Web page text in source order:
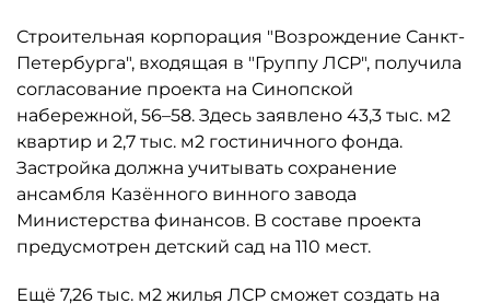
Строительная корпорация "Возрождение Санкт-
Петербурга", входящая в "Группу ЛСР", получила
согласование проекта на Синопской
набережной, 56–58. Здесь заявлено 43,3 тыс. м2
квартир и 2,7 тыс. м2 гостиничного фонда.
Застройка должна учитывать сохранение
ансамбля Казённого винного завода
Министерства финансов. В составе проекта
предусмотрен детский сад на 110 мест.
Ещё 7,26 тыс. м2 жилья ЛСР сможет создать на